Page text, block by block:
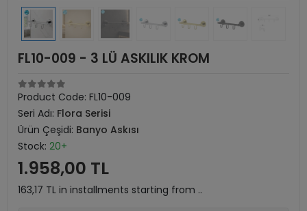
FL10-009 - 3 LÜ ASKILIK KROM
Product Code: FL10-009
Seri Adı: Flora Serisi
Ürün Çeşidi: Banyo Askısı
Stock: 20+
1.958,00 TL
163,17 TL in installments starting from ..